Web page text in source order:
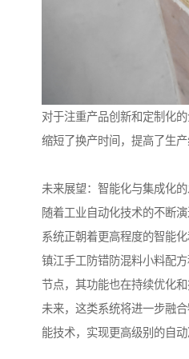
对于注重产品创新和定制化
缩短了换产时间，提高了生产
未来展望：智能化与集成化
随着工业自动化技术的不断
系统正朝着更高程度的智能化
镇江手工防错防混料小料配
节点，其功能也在持续优化和
未来，这类系统将进一步融
能技术，实现更高级别的自动